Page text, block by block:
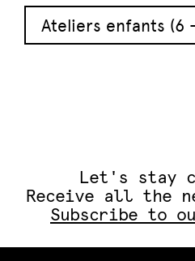
Ateliers enfants (6
Let's stay
Receive all the
Subscribe to